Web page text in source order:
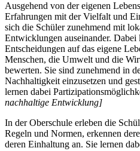
Ausgehend von der eigenen
Erfahrungen mit der Vielfalt und
sich die Schüler zunehmend mit
Entwicklungen auseinander.
Entscheidungen auf das eigene
Menschen, die Umwelt und die
bewerten. Sie sind zunehmend in
Nachhaltigkeit einzusetzen und
lernen dabei
nachhaltige Entwicklung]
In der Oberschule erleben die
Regeln und Normen, erkennen
deren Einhaltung an. Sie lernen